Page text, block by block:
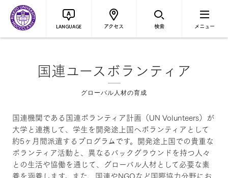
LANGUAGE アクセス 検索 メニュー
国連ユースボランティア
グローバル人材の育成
国連機関である国連ボランティア計画（UN Volunteers）が
大学と連携して、学生を開発途上国へボランティアとして
約5ヶ月間派遣するプログラムです。開発途上国での貴重な
ボランティア活動と、異なるバックグラウンドを持つ人々
との生活や協働を通じて、グローバル人材として必要な素